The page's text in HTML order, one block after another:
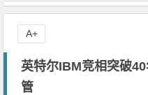
英特尔IBM竞相突破
管
A+